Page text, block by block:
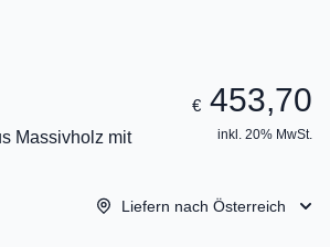
Massivholz mit
€ 453,70
inkl. 20% MwSt.
Liefern nach Österreich